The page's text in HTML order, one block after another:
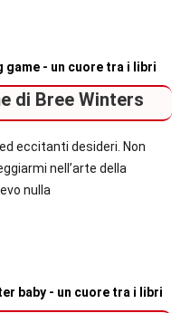
di Bree Winters
eccitanti desideri. Non
nell’arte della
nulla